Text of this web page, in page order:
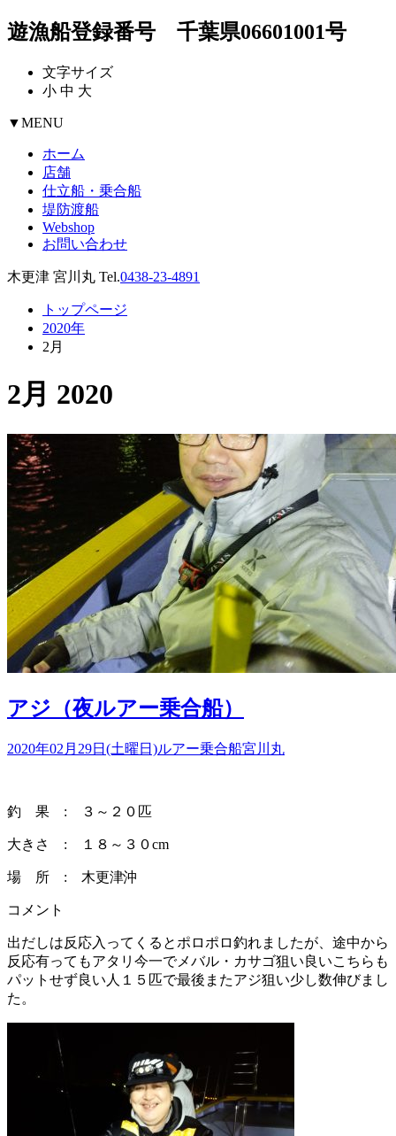
遊漁船登録番号 千葉県06601001号
文字サイズ
小 中 大
▼MENU
ホーム
店舗
仕立船・乗合船
堤防渡船
Webshop
お問い合わせ
木更津 宮川丸 Tel.0438-23-4891
トップページ
2020年
2月
2月 2020
アジ（夜ルアー乗合船）
2020年02月29日(土曜日)ルアー乗合船宮川丸
釣 果 : ３～２０匹
大きさ : １８～３０cm
場 所 : 木更津沖
コメント
出だしは反応入ってくるとポロポロ釣れましたが、途中から
反応有ってもアタリ今一でメバル・カサゴ狙い良いこちらも
パットせず良い人１５匹で最後またアジ狙い少し数伸びまし
た。